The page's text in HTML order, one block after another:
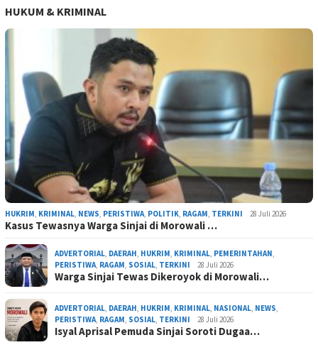
HUKUM & KRIMINAL
HUKRIM, KRIMINAL, NEWS, PERISTIWA, POLITIK, RAGAM, TERKINI 28 Juli 2026
Kasus Tewasnya Warga Sinjai di Morowali …
ADVERTORIAL, DAERAH, HUKRIM, KRIMINAL, PEMERINTAHAN,
PERISTIWA, RAGAM, SOSIAL, TERKINI 28 Juli 2026
Warga Sinjai Tewas Dikeroyok di Morowali…
ADVERTORIAL, DAERAH, HUKRIM, KRIMINAL, NASIONAL, NEWS,
PERISTIWA, RAGAM, SOSIAL, TERKINI 28 Juli 2026
Isyal Aprisal Pemuda Sinjai Soroti Dugaa…